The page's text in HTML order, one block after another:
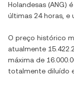
Holandesas (ANG) é
últimas 24 horas, e
O preço histórico
atualmente
máxima de
totalmente diluído